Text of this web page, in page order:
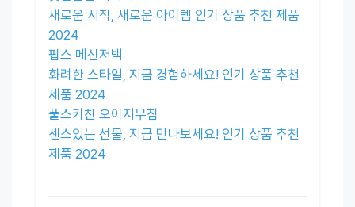
새로운 시작, 새로운 아이템 인기 상품 추천 제품
2024
핍스 메신저백
화려한 스타일, 지금 경험하세요! 인기 상품 추천
제품 2024
풀스키친 오이지무침
센스있는 선물, 지금 만나보세요! 인기 상품 추천
제품 2024